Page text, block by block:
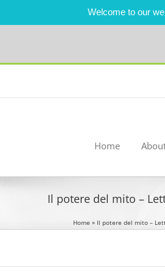
Welcome to our
Home
Il potere del mito –
Home » Il potere del mito –